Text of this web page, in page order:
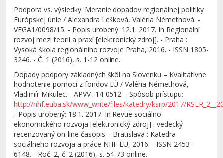
Podpora vs. výsledky. Meranie dopadov regionálnej politiky
Európskej únie / Alexandra Lešková, Valéria Némethová. -
VEGA1/0098/15. - Popis urobený: 12.1. 2017. In Regionální
rozvoj mezi teorií a praxí [elektronický zdroj]. - Praha :
Vysoká škola regionálního rozvoje Praha, 2016. - ISSN 1805-
3246. - Č. 1 (2016), s. 1-12 online.
Dopady podpory základných škôl na Slovenku – Kvalitatívne
hodnotenie pomoci z fondov EÚ / Valéria Némethová,
Vladimír Mikulec. - APVV- 14-0512. - Spôsob prístupu:
http://nhf.euba.sk/www_write/files/katedry/ksrp/2017/
- Popis urobený: 18.1. 2017. In Revue sociálno-
ekonomického rozvoja [elektronický zdroj] : vedecký
recenzovaný on-line časopis. - Bratislava : Katedra
sociálneho rozvoja a práce NHF EU, 2016. - ISSN 2453-
6148. - Roč. 2, č. 2 (2016), s. 54-73 online.